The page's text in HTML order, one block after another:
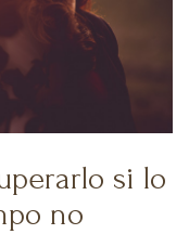
si lo
no